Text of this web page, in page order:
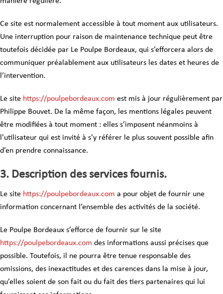
Ce site est normalement accessible à tout moment aux utilisateurs.
Une interruption pour raison de maintenance technique peut être
toutefois décidée par Le Poulpe Bordeaux, qui s’efforcera alors de
communiquer préalablement aux utilisateurs les dates et heures de
l’intervention.
Le site https://poulpebordeaux.com est mis à jour régulièrement par
Philippe Bouvet. De la même façon, les mentions légales peuvent
être modifiées à tout moment : elles s’imposent néanmoins à
l’utilisateur qui est invité à s’y référer le plus souvent possible afin
d’en prendre connaissance.
3. Description des services fournis.
Le site https://poulpebordeaux.com a pour objet de fournir une
information concernant l’ensemble des activités de la société.
Le Poulpe Bordeaux s’efforce de fournir sur le site
https://poulpebordeaux.com des informations aussi précises que
possible. Toutefois, il ne pourra être tenue responsable des
omissions, des inexactitudes et des carences dans la mise à jour,
qu’elles soient de son fait ou du fait des tiers partenaires qui lui